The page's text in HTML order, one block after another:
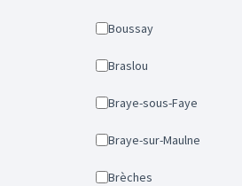
Boussay
Braslou
Braye-sous-Faye
Braye-sur-Maulne
Brèches